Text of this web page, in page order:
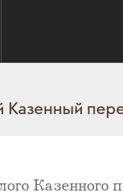
Казенного